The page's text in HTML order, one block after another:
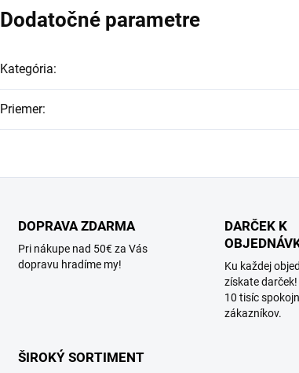
Dodatočné parametre
Kategória:
Priemer:
DOPRAVA ZDARMA
Pri nákupe nad 50€ za Vás
dopravu hradíme my!
DARČEK K
Ku každej
získate
10 tisíc
zákazníkov.
ŠIROKÝ SORTIMENT